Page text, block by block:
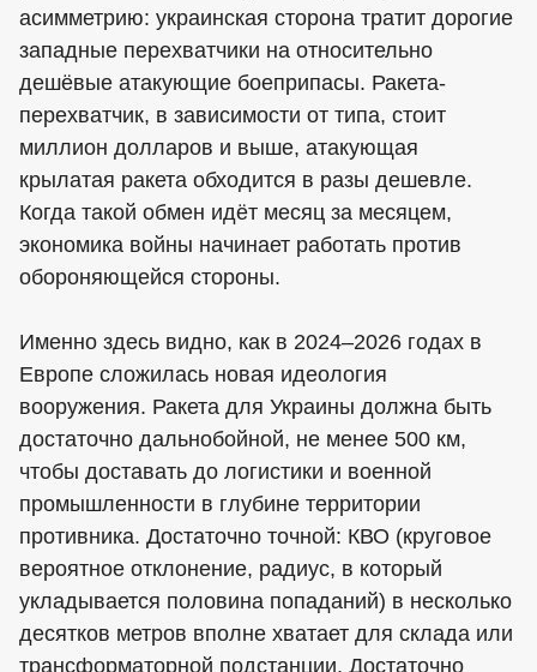
асимметрию: украинская сторона тратит дорогие
западные перехватчики на относительно
дешёвые атакующие боеприпасы. Ракета-
перехватчик, в зависимости от типа, стоит
миллион долларов и выше, атакующая
крылатая ракета обходится в разы дешевле.
Когда такой обмен идёт месяц за месяцем,
экономика войны начинает работать против
обороняющейся стороны.
Именно здесь видно, как в 2024–2026 годах в
Европе сложилась новая идеология
вооружения. Ракета для Украины должна быть
достаточно дальнобойной, не менее 500 км,
чтобы доставать до логистики и военной
промышленности в глубине территории
противника. Достаточно точной: КВО (круговое
вероятное отклонение, радиус, в который
укладывается половина попаданий) в несколько
десятков метров вполне хватает для склада или
трансформаторной подстанции. Достаточно